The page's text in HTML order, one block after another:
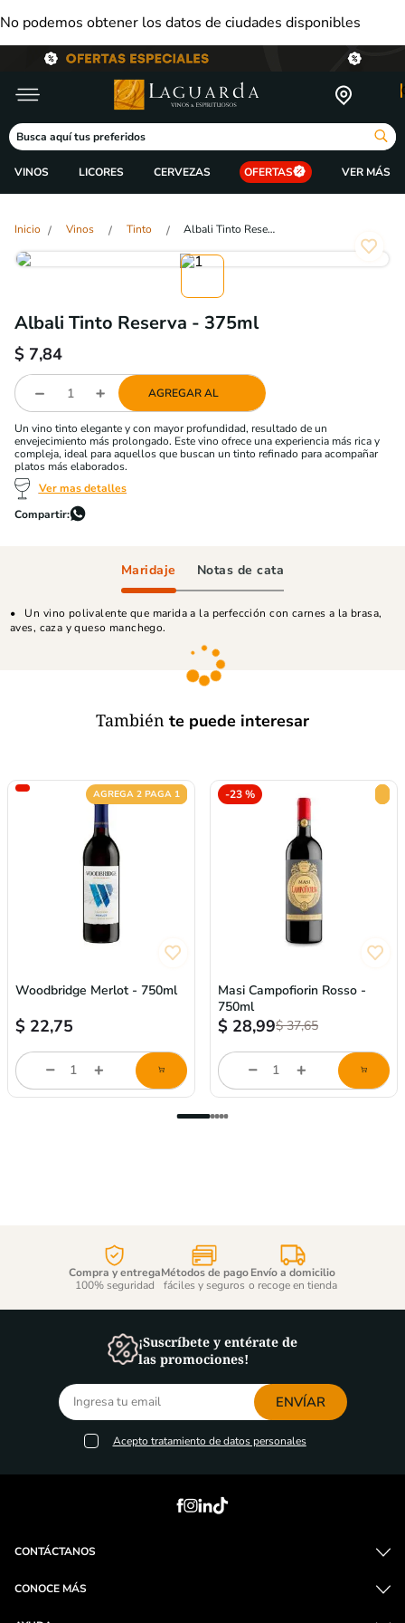
No podemos obtener los datos de ciudades disponibles
Busca aquí tus preferidos
VINOS LICORES CERVEZAS OFERTAS
Vinos Tinto Albali Tinto Reserva - 375ml
Albali Tinto Reserva - 375ml
$ 7,84
AGREGAR AL
Un vino tinto elegante y con mayor profundidad, resultado de un
envejecimiento más prolongado. Este vino ofrece una experiencia más rica y
compleja, ideal para aquellos que buscan un tinto refinado para acompañar
platos más elaborados.
Ver mas detalles
Maridaje Notas de cata
Un vino polivalente que marida a la perfección con carnes a la brasa,
aves, caza y queso manchego.
También te puede interesar
AGREGA 2 PAGA 1
Woodbridge Merlot - 750ml
$ 22,75
Cantidad
producto
-23 %
Masi Campofiorin Rosso -
750ml
$37,65
$ 28,99
Cantidad
producto
Compra y entrega
100% seguridad
Métodos de pago
fáciles y seguros
Envío a domicilio
o recoge en tienda
¡Suscríbete y entérate de
las promociones!
ENVÍAR
Acepto tratamiento de datos personales
CONTÁCTANOS
CONOCE MÁS